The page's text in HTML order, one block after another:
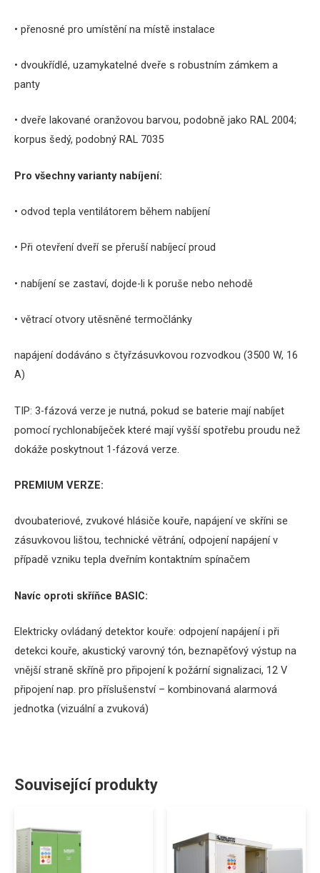
• přenosné pro umístění na místě instalace
• dvoukřídlé, uzamykatelné dveře s robustním zámkem a
panty
• dveře lakované oranžovou barvou, podobně jako RAL 2004;
korpus šedý, podobný RAL 7035
Pro všechny varianty nabíjení:
• odvod tepla ventilátorem během nabíjení
• Při otevření dveří se přeruší nabíjecí proud
• nabíjení se zastaví, dojde-li k poruše nebo nehodě
• větrací otvory utěsněné termočlánky
napájení dodáváno s čtyřzásuvkovou rozvodkou (3500 W, 16
A)
TIP: 3-fázová verze je nutná, pokud se baterie mají nabíjet
pomocí rychlonabíječek které mají vyšší spotřebu proudu než
dokáže poskytnout 1-fázová verze.
PREMIUM VERZE:
dvoubateriové, zvukové hlásiče kouře, napájení ve skříni se
zásuvkovou lištou, technické větrání, odpojení napájení v
případě vzniku tepla dveřním kontaktním spínačem
Navíc oproti skříňce BASIC:
Elektricky ovládaný detektor kouře: odpojení napájení i při
detekci kouře, akustický varovný tón, beznapěťový výstup na
vnější straně skříně pro připojení k požární signalizaci, 12 V
připojení nap. pro příslušenství – kombinovaná alarmová
jednotka (vizuální a zvuková)
Související produkty